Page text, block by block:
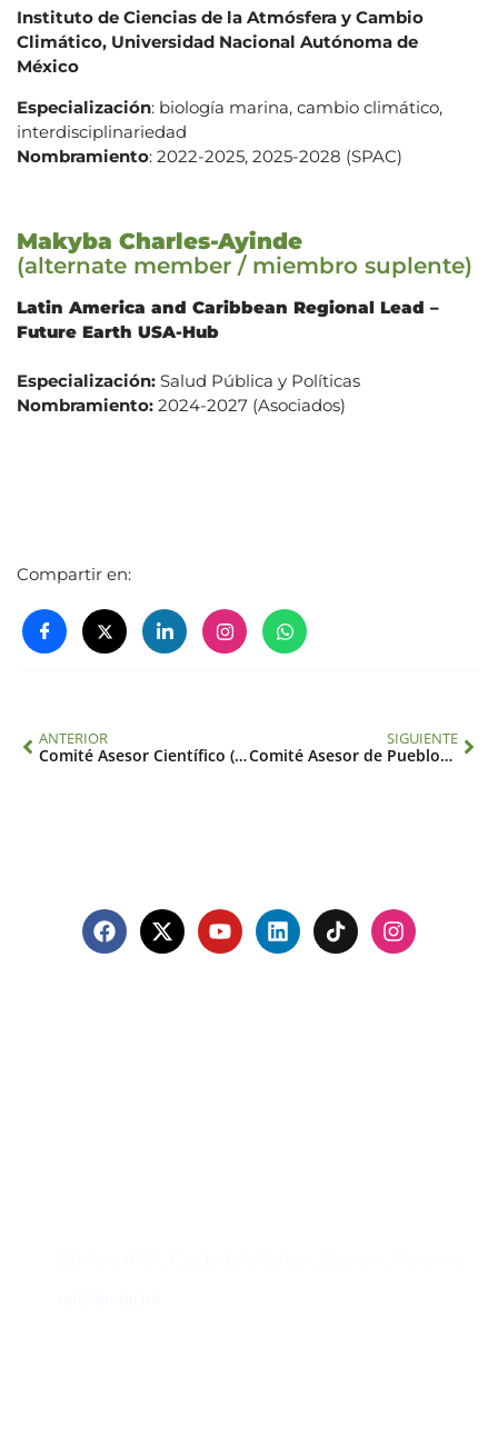
Instituto de Ciencias de la Atmósfera y Cambio
Climático, Universidad Nacional Autónoma de
México
Especialización: biología marina, cambio climático,
interdisciplinariedad
Nombramiento: 2022-2025, 2025-2028 (SPAC)
Makyba Charles-Ayinde
(alternate member / miembro suplente)
Latin America and Caribbean Regional Lead –
Future Earth USA-Hub
Especialización: Salud Pública y Políticas
Nombramiento: 2024-2027 (Asociados)
Compartir en:
ANTERIOR
Comité Asesor Científico (SAC)
SIGUIENTE
Comité Asesor de Pueblos Indígenas (IPAC)